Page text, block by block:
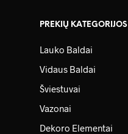
PREKIŲ KATEGORIJOS
Lauko Baldai
Vidaus Baldai
Šviestuvai
Vazonai
Dekoro Elementai